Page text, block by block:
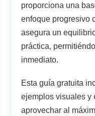
proporciona una
enfoque progresivo
asegura un
práctica,
inmediato.
Esta guía gratuita
ejemplos visuales y
aprovechar al